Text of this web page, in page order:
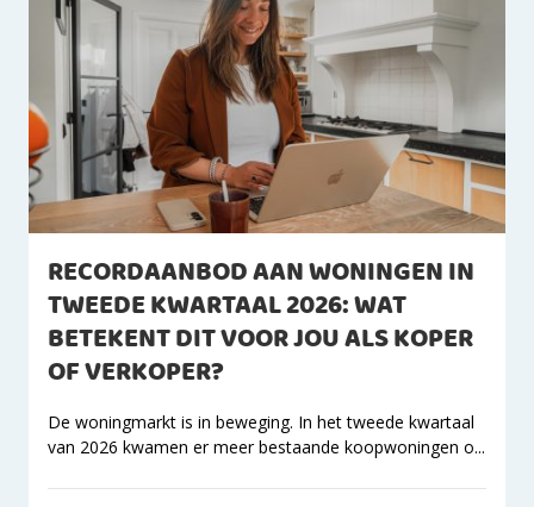
RECORDAANBOD AAN WONINGEN IN
TWEEDE KWARTAAL 2026: WAT
BETEKENT DIT VOOR JOU ALS KOPER
OF VERKOPER?
De woningmarkt is in beweging. In het tweede kwartaal
van 2026 kwamen er meer bestaande koopwoningen o...